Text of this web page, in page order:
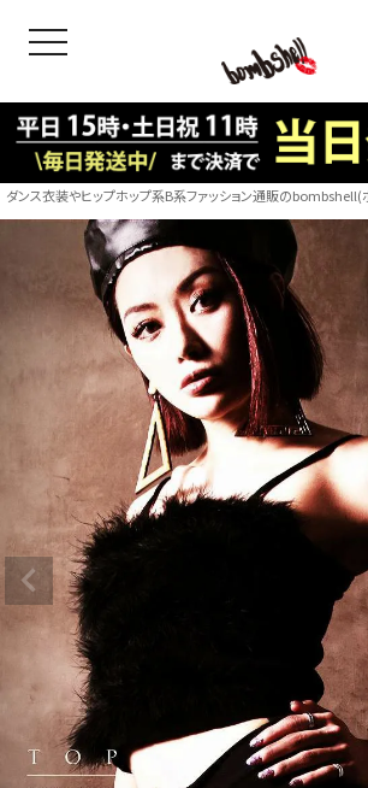
toggle navigation
＝ボムシェル】はダンス衣装専門ブランド。
衣装ならお任せ！オリジナル衣装やダンス衣装の
ィネートのご提案。 ボムシェルならではの最新で
えをお届け。 撮影で使用してる小物や靴などダ
ーデはイメージしやすく、全てボムシェルでご購入
とは差別化出来るしっかりした衣装のご提案は
ージ映えを全力で応援してます。
ダンス衣装やヒップホップ系B系ファッション通販のbombshell(